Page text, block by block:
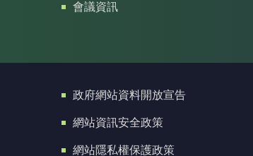
會議資訊
政府網站資料開放宣告
網站資訊安全政策
網站隱私權保護政策